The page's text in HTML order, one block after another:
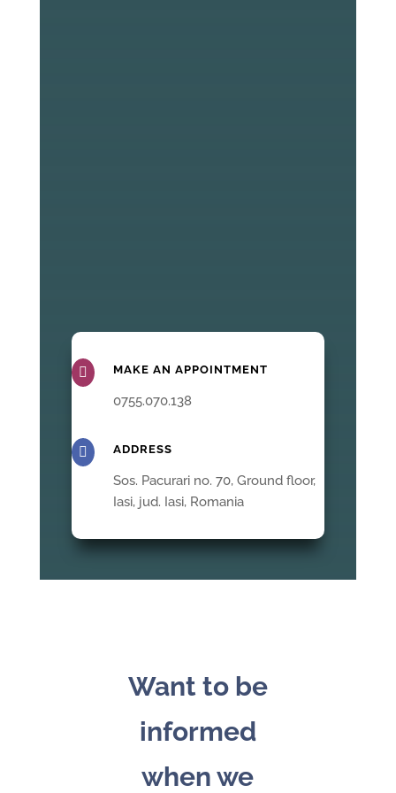
 MAKE AN APPOINTMENT
0755.070.138
 ADDRESS
Sos. Pacurari no. 70, Ground floor,
Iasi, jud. Iasi, Romania
Want to be
informed
when we